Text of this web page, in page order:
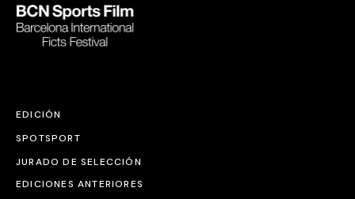
EDICIÓN
SPOTSPORT
JURADO DE SELECCIÓN
EDICIONES ANTERIORES